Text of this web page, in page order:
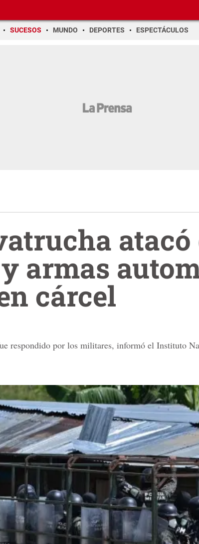
SUCESOS MUNDO DEPORTES ESPECTÁCULOS
atacó
armas
cárcel
respondido por los militares, informó el Instituto